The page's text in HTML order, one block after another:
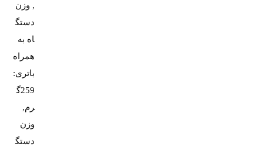
, وزن
دستگ
اه به
همراه
باتری:
259گ
رم,
وزن
دستگ